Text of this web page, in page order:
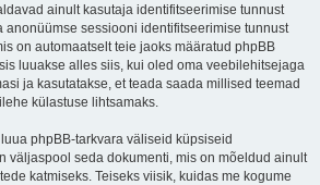
ainult kasutaja identifitseerimise tunnust
anonüümse sessiooni identifitseerimise tunnust
on automaatselt teie jaoks määratud phpBB
luuakse alles siis, kui oled oma veebilehitsejaga
ja kasutatakse, et teada saada millised teemad
külastuse lihtsamaks.
phpBB-tarkvara väliseid küpsiseid
väljaspool seda dokumenti, mis on mõeldud ainult
katmiseks. Teiseks viisik, kuidas me kogume